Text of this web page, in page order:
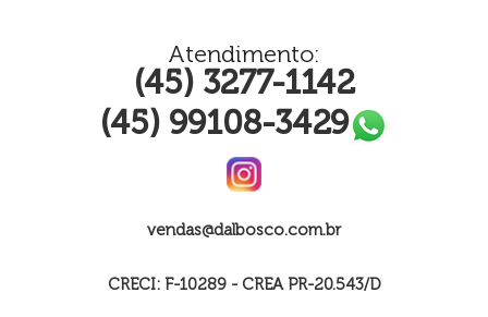
Atendimento:
(45) 3277-1142
(45) 99108-3429
vendas@dalbosco.com.br
CRECI: F-10289 - CREA PR-20.543/D